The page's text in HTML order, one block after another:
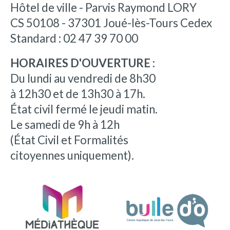
Hôtel de ville - Parvis Raymond LORY
CS 50108 - 37301 Joué-lès-Tours Cedex
Standard : 02 47 39 70 00
HORAIRES D'OUVERTURE :
Du lundi au vendredi de 8h30
à 12h30 et de 13h30 à 17h.
État civil fermé le jeudi matin.
Le samedi de 9h à 12h
(État Civil et Formalités
citoyennes uniquement).